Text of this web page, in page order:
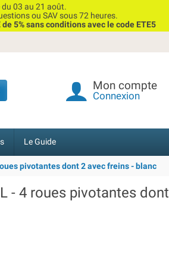
du 03 au 21 août.
ou SAV sous 72 heures.
5% sans conditions avec le code ETE5
Mon compte
Connexion
Le Guide
pivotantes dont 2 avec freins - blanc
- 4 roues pivotantes